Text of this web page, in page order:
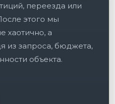
переезда или
этого мы
хаотично, а
из запроса, бюджета,
объекта.